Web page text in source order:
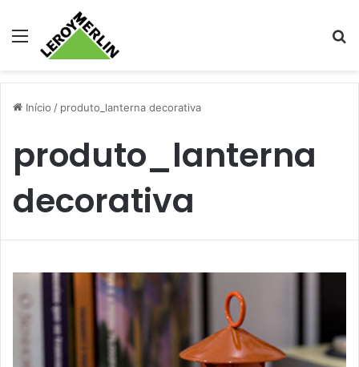
Menu
Início / produto_lanterna decorativa
produto_lanterna
decorativa